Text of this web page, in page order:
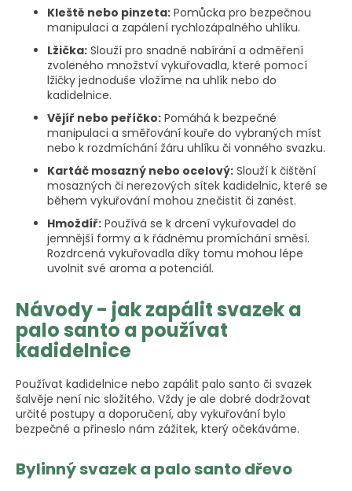
Kleště nebo pinzeta: Pomůcka pro bezpečnou
manipulaci a zapálení rychlozápalného uhlíku.
Lžička: Slouží pro snadné nabírání a odměření
zvoleného množství vykuřovadla, které pomocí
lžičky jednoduše vložíme na uhlík nebo do
kadidelnice.
Vějíř nebo peříčko: Pomáhá k bezpečné
manipulaci a směřování kouře do vybraných míst
nebo k rozdmíchání žáru uhlíku či vonného svazku.
Kartáč mosazný nebo ocelový: Slouží k čištění
mosazných či nerezových sítek kadidelnic, které se
během vykuřování mohou znečistit či zanést.
Hmoždíř: Používá se k drcení vykuřovadel do
jemnější formy a k řádnému promíchání směsí.
Rozdrcená vykuřovadla díky tomu mohou lépe
uvolnit své aroma a potenciál.
Návody - jak zapálit svazek a
palo santo a používat
kadidelnice
Používat kadidelnice nebo zapálit palo santo či svazek
šalvěje není nic složitého. Vždy je ale dobré dodržovat
určité postupy a doporučení, aby vykuřování bylo
bezpečné a přineslo nám zážitek, který očekáváme.
Bylinný svazek a palo santo dřevo